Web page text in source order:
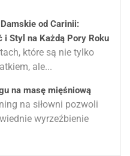
od Carinii:
i Styl na Każdą Pory Roku
które są nie tylko
ale...
na masę mięśniową
na siłowni pozwoli
wyrzeźbienie